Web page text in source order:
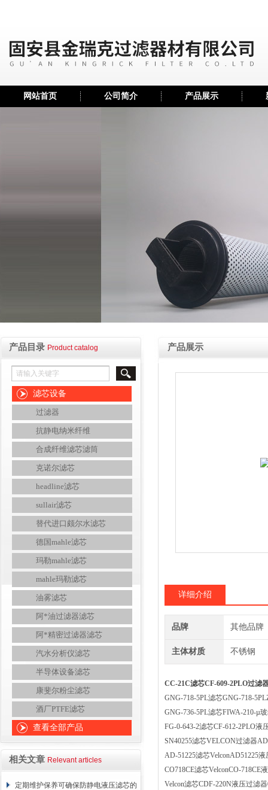
网站首页 公司简介 产品展示
产品目录 Product catalog
滤芯设备
过滤器
抗静电纳米纤维
合成纤维滤芯滤筒
克诺尔滤芯
headline滤芯
sullair滤芯
替代进口颇尔水滤芯
德国mahle滤芯
玛勒mahle滤芯
mahle玛勒滤芯
油雾滤芯
阿*油过滤器滤芯
阿*精密过滤器滤芯
汽水分析仪滤芯
半导体设备滤芯
康斐尔粉尘滤芯
酒厂PTFE滤芯
查看全部产品
相关文章 Relevant articles
定期维护保养可确保防静电液压滤芯的
产品展示
详细介绍
品牌 其他品牌
主体材质 不锈钢
CC-21C滤芯CF-609-2PLO过滤
GNG-718-5PL滤芯GNG-718-
GNG-736-5PL滤芯FIWA-210-µ
FG-0-643-2滤芯CF-612-2PLO液
SN40255滤芯VELCON过滤器
AD-51225滤芯VelconAD51225液
CO718CE滤芯VelconCO-718CE
Velcon滤芯CDF-220N液压过滤器